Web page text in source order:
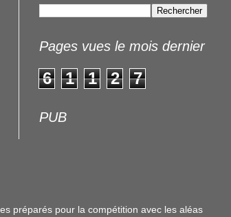
Pages vues le mois dernier
6 1 1 2 7
PUB
préparés pour la compétition avec les aléas